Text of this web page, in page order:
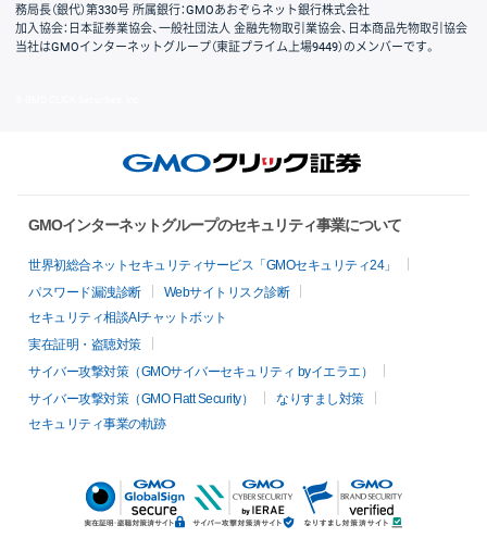
務局長（銀代）第330号 所属銀行：GMOあおぞらネット銀行株式会社
加入協会：日本証券業協会、一般社団法人 金融先物取引業協会、日本商品先物取引協会
当社はGMOインターネットグループ（東証プライム上場9449）のメンバーです。
GMOインターネットグループのセキュリティ事業について
世界初総合ネットセキュリティサービス「GMOセキュリティ24」
パスワード漏洩診断
Webサイトリスク診断
セキュリティ相談AIチャットボット
実在証明・盗聴対策
サイバー攻撃対策（GMOサイバーセキュリティ byイエラエ）
サイバー攻撃対策（GMO Flatt Security）
なりすまし対策
セキュリティ事業の軌跡